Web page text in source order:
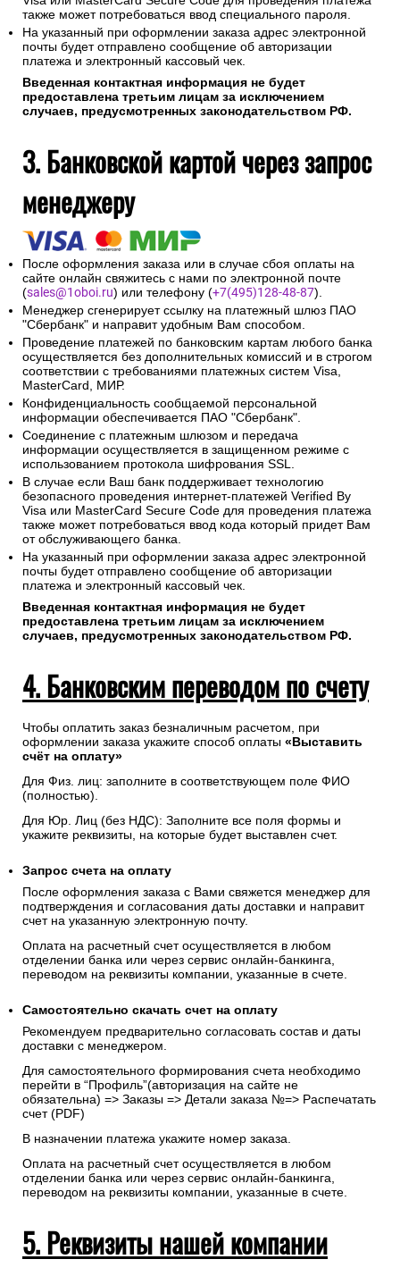
также может потребоваться ввод специального пароля.
На указанный при оформлении заказа адрес электронной
почты будет отправлено сообщение об авторизации
платежа и электронный кассовый чек.
Введенная контактная информация не будет
предоставлена третьим лицам за исключением
случаев, предусмотренных законодательством РФ.
3. Банковской картой через запрос
менеджеру
После оформления заказа или в случае сбоя оплаты на
сайте онлайн свяжитесь с нами по электронной почте
(sales@1oboi.ru) или телефону (+7(495)128-48-87).
Менеджер сгенерирует ссылку на платежный шлюз ПАО
"Сбербанк" и направит удобным Вам способом.
Проведение платежей по банковским картам любого банка
осуществляется без дополнительных комиссий и в строгом
соответствии с требованиями платежных систем Visa,
MasterCard, МИР.
Конфиденциальность сообщаемой персональной
информации обеспечивается ПАО "Сбербанк".
Соединение с платежным шлюзом и передача
информации осуществляется в защищенном режиме с
использованием протокола шифрования SSL.
В случае если Ваш банк поддерживает технологию
безопасного проведения интернет-платежей Verified By
Visa или MasterCard Secure Code для проведения платежа
также может потребоваться ввод кода который придет Вам
от обслуживающего банка.
На указанный при оформлении заказа адрес электронной
почты будет отправлено сообщение об авторизации
платежа и электронный кассовый чек.
Введенная контактная информация не будет
предоставлена третьим лицам за исключением
случаев, предусмотренных законодательством РФ.
4. Банковским переводом по счету
Чтобы оплатить заказ безналичным расчетом, при
оформлении заказа укажите способ оплаты «Выставить
счёт на оплату»
Для Физ. лиц: заполните в соответствующем поле ФИО
(полностью).
Для Юр. Лиц (без НДС): Заполните все поля формы и
укажите реквизиты, на которые будет выставлен счет.
Запрос счета на оплату
После оформления заказа с Вами свяжется менеджер для
подтверждения и согласования даты доставки и направит
счет на указанную электронную почту.
Оплата на расчетный счет осуществляется в любом
отделении банка или через сервис онлайн-банкинга,
переводом на реквизиты компании, указанные в счете.
Самостоятельно скачать счет на оплату
Рекомендуем предварительно согласовать состав и даты
доставки с менеджером.
Для самостоятельного формирования счета необходимо
перейти в “Профиль”(авторизация на сайте не
обязательна) => Заказы => Детали заказа №=> Распечатать
счет (PDF)
В назначении платежа укажите номер заказа.
Оплата на расчетный счет осуществляется в любом
отделении банка или через сервис онлайн-банкинга,
переводом на реквизиты компании, указанные в счете.
5. Реквизиты нашей компании